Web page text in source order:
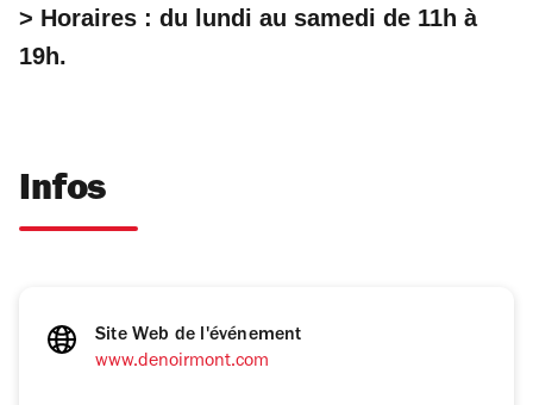
> Horaires : du lundi au samedi de 11h à
19h.
Infos
Site Web de l'événement
www.denoirmont.com